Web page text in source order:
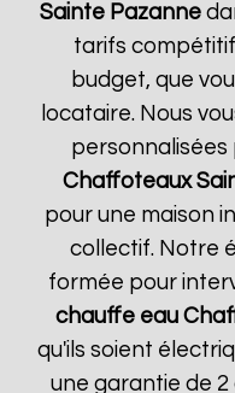
Sainte Pazanne
tarifs
budget, que
locataire. Nous
Chaffoteaux
pour une maison
collectif. Notre
formée pour
chauffe eau
qu'ils soient
une garantie de